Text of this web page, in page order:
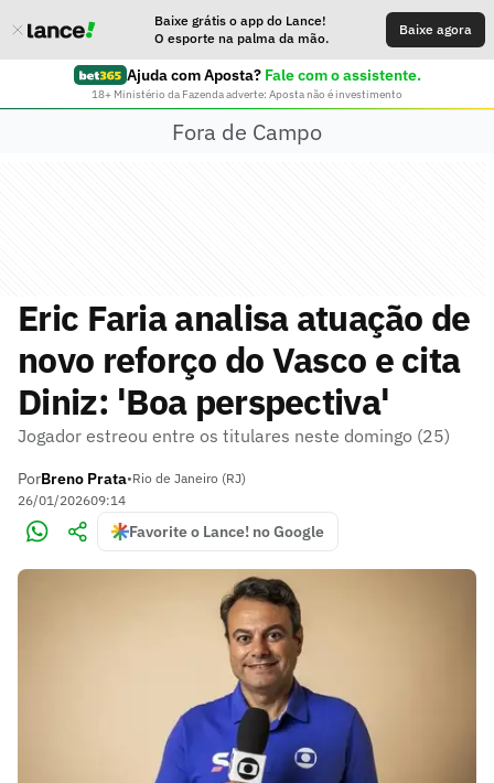
Baixe grátis o app do Lance!
O esporte na palma da mão.
Baixe agora
Ajuda com Aposta? Fale com o assistente.
18+ Ministério da Fazenda adverte: Aposta não é investimento
Fora de Campo
Eric Faria analisa atuação de
novo reforço do Vasco e cita
Diniz: 'Boa perspectiva'
Jogador estreou entre os titulares neste domingo (25)
PorBreno Prata•Rio de Janeiro (RJ)
26/01/202609:14
Favorite o Lance! no Google